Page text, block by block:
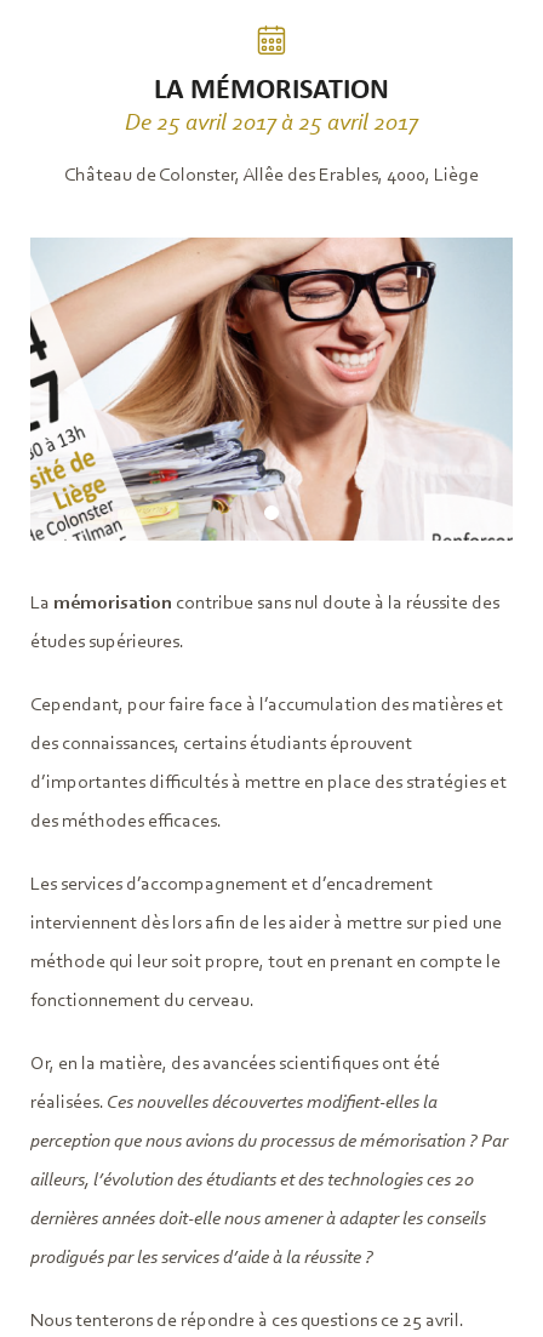
LA MÉMORISATION
De 25 avril 2017 à 25 avril 2017
Château de Colonster, Allêe des Erables, 4000, Liège
La mémorisation contribue sans nul doute à la réussite des
études supérieures.
Cependant, pour faire face à l’accumulation des matières et
des connaissances, certains étudiants éprouvent
d’importantes difficultés à mettre en place des stratégies et
des méthodes efficaces.
Les services d’accompagnement et d’encadrement
interviennent dès lors afin de les aider à mettre sur pied une
méthode qui leur soit propre, tout en prenant en compte le
fonctionnement du cerveau.
Or, en la matière, des avancées scientifiques ont été
réalisées. Ces nouvelles découvertes modifient-elles la
perception que nous avions du processus de mémorisation ? Par
ailleurs, l’évolution des étudiants et des technologies ces 20
dernières années doit-elle nous amener à adapter les conseils
prodigués par les services d’aide à la réussite ?
Nous tenterons de répondre à ces questions ce 25 avril.